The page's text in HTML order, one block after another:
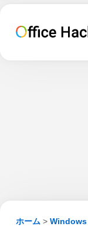
ホーム > Windows